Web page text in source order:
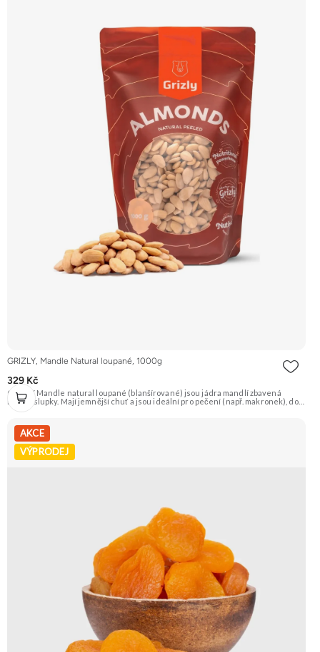
GRIZLY, Mandle Natural loupané, 1000g
329 Kč
GRIZLY Mandle natural loupané (blanšírované) jsou jádra mandlí zbavená
hnědé slupky. Mají jemnější chuť a jsou ideální pro pečení (např. makronek), do
Výhodná cena Vyzkoušet
AKCE
VÝPRODEJ